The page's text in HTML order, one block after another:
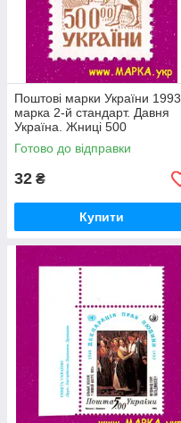
Поштові марки України 1993
марка 2-й стандарт. Давня
Україна. Жниці 500
Готово до відправки
32 ₴
Купити